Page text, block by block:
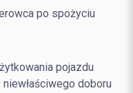
po spożyciu
pojazdu
doboru